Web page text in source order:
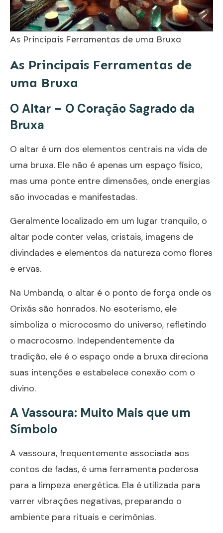
As Principais Ferramentas de uma Bruxa
As Principais Ferramentas de
uma Bruxa
O Altar – O Coração Sagrado da
Bruxa
O altar é um dos elementos centrais na vida de
uma bruxa. Ele não é apenas um espaço físico,
mas uma ponte entre dimensões, onde energias
são invocadas e manifestadas.
Geralmente localizado em um lugar tranquilo, o
altar pode conter velas, cristais, imagens de
divindades e elementos da natureza como flores
e ervas.
Na Umbanda, o altar é o ponto de força onde os
Orixás são honrados. No esoterismo, ele
simboliza o microcosmo do universo, refletindo
o macrocosmo. Independentemente da
tradição, ele é o espaço onde a bruxa direciona
suas intenções e estabelece conexão com o
divino.
A Vassoura: Muito Mais que um
Símbolo
A vassoura, frequentemente associada aos
contos de fadas, é uma ferramenta poderosa
para a limpeza energética. Ela é utilizada para
varrer vibrações negativas, preparando o
ambiente para rituais e cerimônias.